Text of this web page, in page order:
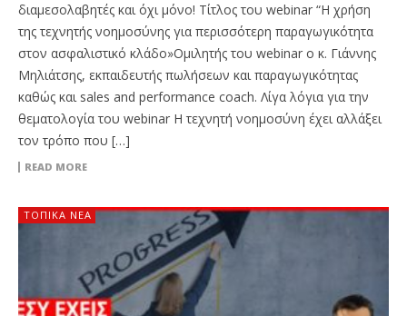
διαμεσολαβητές και όχι μόνο! Τίτλος του webinar “Η χρήση
της τεχνητής νοημοσύνης για περισσότερη παραγωγικότητα
στον ασφαλιστικό κλάδο»Ομιλητής του webinar ο κ. Γιάννης
Μηλιάτσης, εκπαιδευτής πωλήσεων και παραγωγικότητας
καθώς και sales and performance coach. Λίγα λόγια για την
θεματολογία του webinar Η τεχνητή νοημοσύνη έχει αλλάξει
τον τρόπο που […]
READ MORE
ΤΟΠΙΚΑ ΝΕΑ